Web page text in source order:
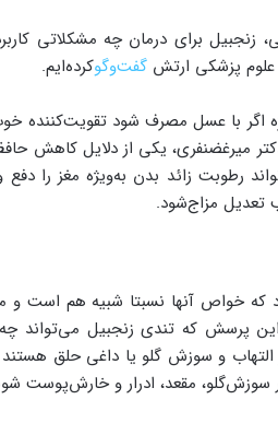
زنجبیل برای درمان چه مشکلاتی
علوم پزشکی ارتش گفت‌وگو‌کرده‌ایم.
اگر با عسل مصرف شود
میرغضنفری، یکی از دلایل کاهش
رطوبت‌ زائد بدن به‌ویژه مغز را
تعدیل مزاج‌‌شود.
که خواص ‌آنها نسبتا شبیه هم است و
پرسش که تندی زنجبیل می‌تواند چه
و سوزش گلو یا داغی حلق هستند
سوزش‌گلو، مقعد، ادرار و خارش‌پوست